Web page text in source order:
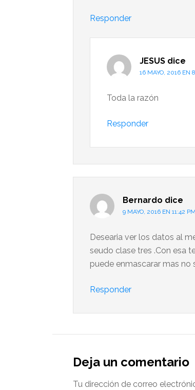
Responder
JESUS dice
16 MAYO, 2016 EN
Toda la razón
Responder
Bernardo dice
9 MAYO, 2016 EN 11:42 PM
Desearia ver los datos al
seudo clase tres .Con esa
puede enmascarar mas
Responder
Deja un comentario
Tu dirección de correo